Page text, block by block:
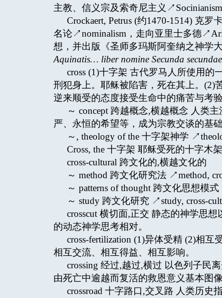
主教、信义宗及索奇尼主义
Crockaert, Petrus (约1470-1514) 克
名论↗nominalism，走向亚里士多德
想，并出版《圣师多玛斯阿奎纳之神学
Aquinatis… liber nomine Secunda secundae
cross (1)十字架 古代罗马人所使用
刑犯身上。耶稣被陷害，死在其上。(2)
逆来顺受的态度接受生命中的痛苦与考
～ concept 跨越概念,横越概念 人类
严、永恒的希望等，成为宗教交谈的基
～, theology of the 十字架神学
Cross, the 十字架 耶稣受死的十字木
cross-cultural 跨文化的,横越文化的
～ method 跨文化研究法 ↗method,
～ patterns of thought 跨文化思想模
～ study 跨文化研究 ↗study, cross-
crosscut 横切面,正交 静态的神学思
的动态神学思考相对。
cross-fertilization (1)异体受精 (2)相
相互交流、相互得益、相互影响。
crossing 经过,越过,横过 以色列子民
由死亡中逾越而复活的救恩意义基本图
crossroad 十字路口,交叉路 人类历